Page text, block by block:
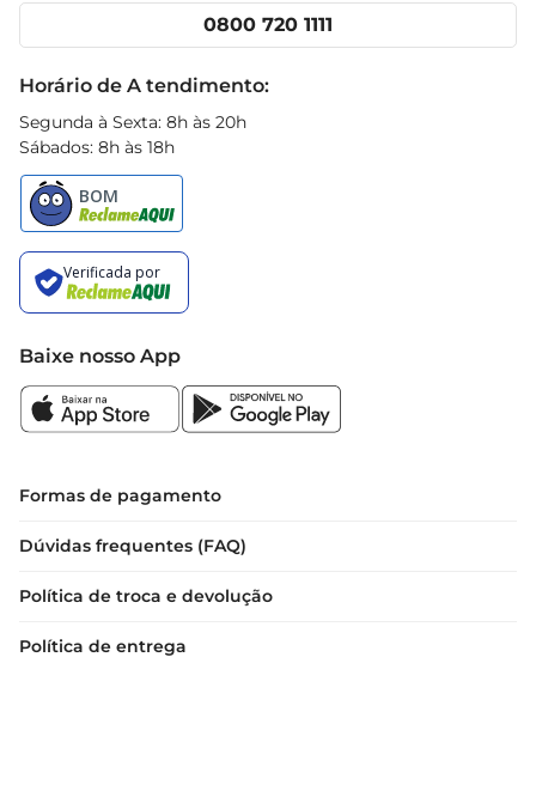
Cencosud Media
0800 720 1111
Horário de A tendimento:
Segunda à Sexta: 8h às 20h
Sábados: 8h às 18h
Baixe nosso App
Formas de pagamento
Dúvidas frequentes (FAQ)
Política de troca e devolução
Política de entrega